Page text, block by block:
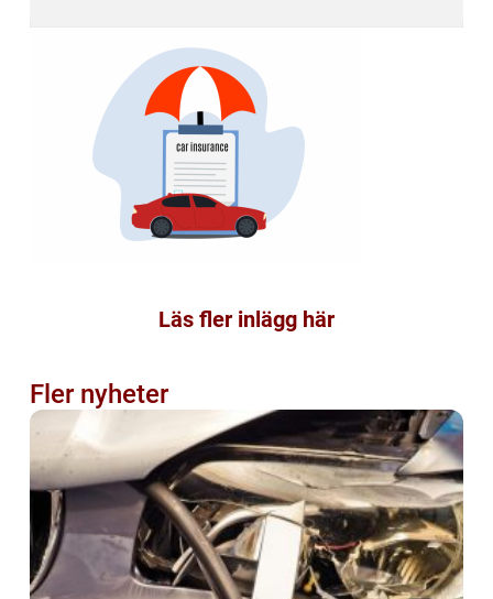
Läs fler inlägg här
Fler nyheter